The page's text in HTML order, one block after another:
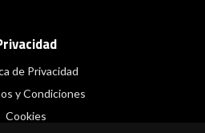
de Privacidad
y Condiciones
Cookies